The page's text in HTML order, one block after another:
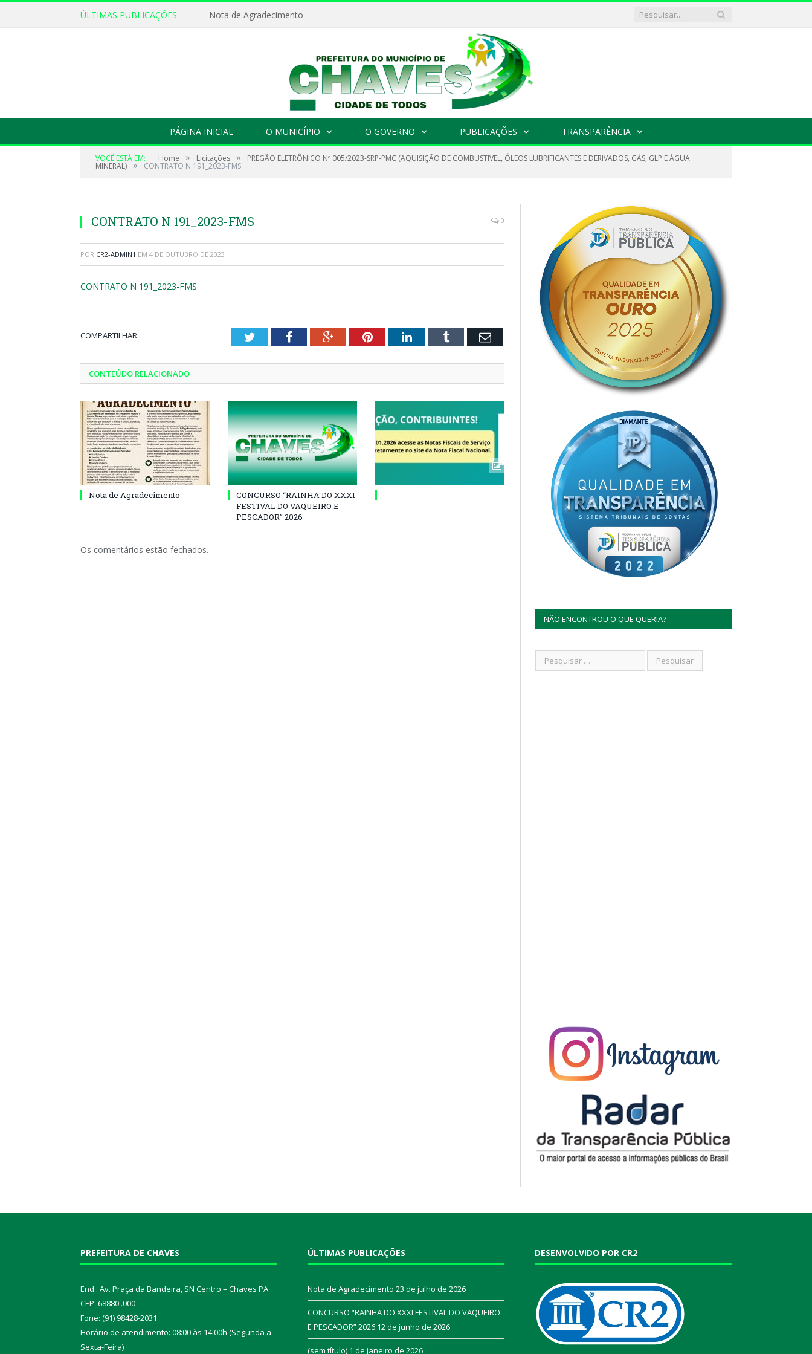
ÚLTIMAS PUBLICAÇÕES: Nota de Agradecimento
PÁGINA INICIAL O MUNICÍPIO O GOVERNO PUBLICAÇÕES TRANSPARÊNCIA
VOCÊ ESTÁ EM: Home » Licitações » PREGÃO ELETRÔNICO Nº 005/2023-SRP-PMC (AQUISIÇÃO DE COMBUSTIVEL, ÓLEOS LUBRIFICANTES E DERIVADOS, GÁS, GLP E ÁGUA
MINERAL) » CONTRATO N 191_2023-FMS
CONTRATO N 191_2023-FMS 0
POR CR2-ADMIN1 EM 4 DE OUTUBRO DE 2023
CONTRATO N 191_2023-FMS
COMPARTILHAR: TwitterFacebookGoogle+PinterestLinkedInTumblr Email
CONTEÚDO RELACIONADO
Nota de Agradecimento
CONCURSO “RAINHA DO XXXI
FESTIVAL DO VAQUEIRO E
PESCADOR” 2026
Os comentários estão fechados.
NÃO ENCONTROU O QUE QUERIA?
PREFEITURA DE CHAVES
End.: Av. Praça da Bandeira, SN Centro – Chaves PA
CEP: 68880 .000
Fone: (91) 98428-2031
Horário de atendimento: 08:00 às 14:00h (Segunda a
Sexta-Feira)
ÚLTIMAS PUBLICAÇÕES
Nota de Agradecimento 23 de julho de 2026
CONCURSO “RAINHA DO XXXI FESTIVAL DO VAQUEIRO
E PESCADOR” 2026 12 de junho de 2026
(sem título) 1 de janeiro de 2026
DESENVOLVIDO POR CR2